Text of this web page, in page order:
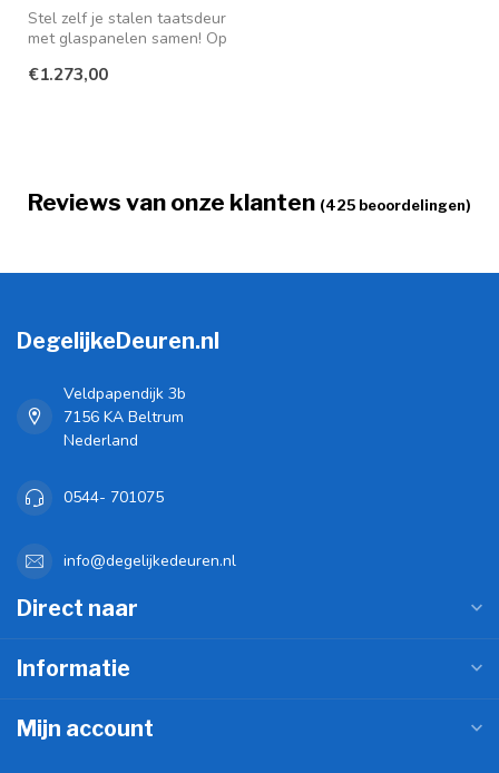
Stel zelf je stalen taatsdeur
met glaspanelen samen! Op
€1.273,00
Reviews van onze klanten (425 beoordelingen)
DegelijkeDeuren.nl
Veldpapendijk 3b
7156 KA Beltrum
Nederland
0544- 701075
info@degelijkedeuren.nl
Direct naar
Informatie
Mijn account